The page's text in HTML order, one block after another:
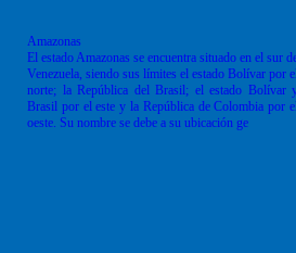
Amazonas
El estado Amazonas se encuentra situado en el sur
Venezuela, siendo sus límites el estado Bolívar por
norte; la República del Brasil; el estado Bolívar
Brasil por el este y la República de Colombia por
oeste. Su nombre se debe a su ubicación ge